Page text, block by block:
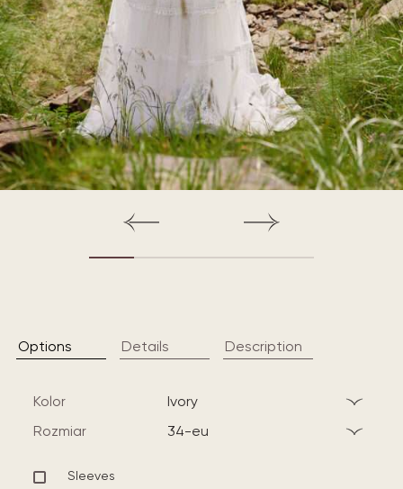
Options Details Description
Kolor
ivory
Rozmiar
34-eu
Sleeves